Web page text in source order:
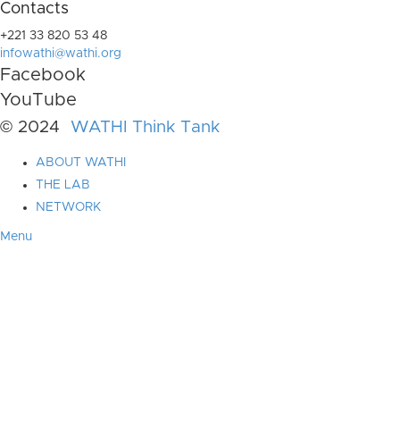
Contacts
+221 33 820 53 48
infowathi@wathi.org
Facebook
YouTube
© 2024 WATHI Think Tank
ABOUT WATHI
THE LAB
NETWORK
Menu